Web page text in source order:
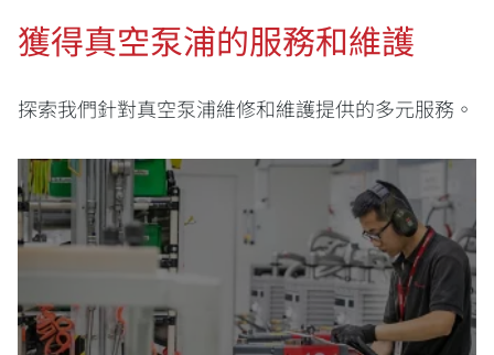
獲得真空泵浦的服務和維護
探索我們針對真空泵浦維修和維護提供的多元服務。